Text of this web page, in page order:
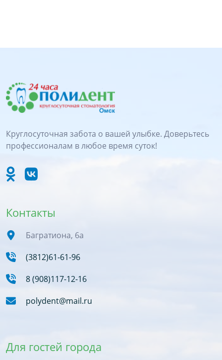
Круглосуточная забота о вашей улыбке. Доверьтесь
профессионалам в любое время суток!
Контакты
Багратиона, 6а
(3812)61-61-96
8 (908)117-12-16
polydent@mail.ru
Для гостей города